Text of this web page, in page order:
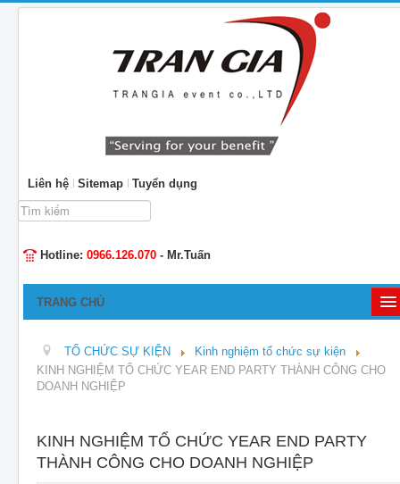
Liên hệ Sitemap
Tuyển dụng
Tìm
kiếm...
Hotline: 0966.126.070 - Mr.Tuấn
TRANG CHỦ
TỔ CHỨC SỰ KIỆN
THIẾT KẾ
THI CÔNG - LẮP ĐẶT THIẾT BỊ
TỔ CHỨC SỰ KIỆN
Kinh nghiệm tổ chức sự kiện
KINH NGHIỆM TỔ CHỨC YEAR END PARTY THÀNH CÔNG CHO
DOANH NGHIỆP
KINH NGHIỆM TỔ CHỨC YEAR END PARTY
THÀNH CÔNG CHO DOANH NGHIỆP